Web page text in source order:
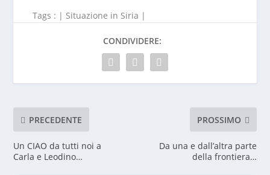
Tags : | Situazione in Siria |
CONDIVIDERE:
PRECEDENTE
Un CIAO da tutti noi a
Carla e Leodino…
PROSSIMO
Da una e dall’altra parte
della frontiera…